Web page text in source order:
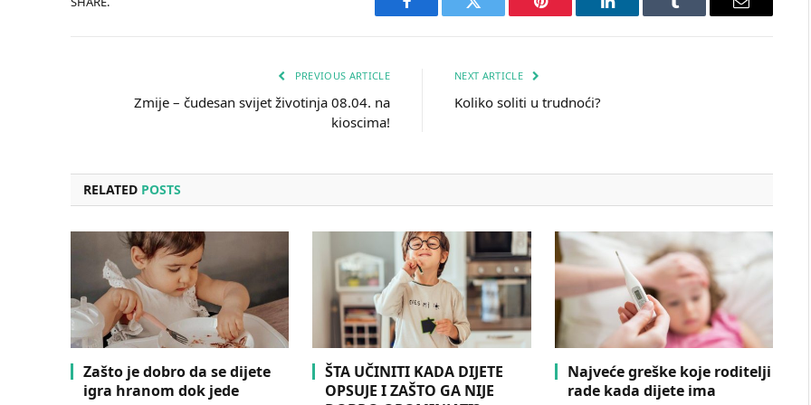
Facebook Twitter Pinterest LinkedIn Tumblr Email
PREVIOUS ARTICLE
Zmije – čudesan svijet životinja 08.04. na
kioscima!
NEXT ARTICLE
Koliko soliti u trudnoći?
RELATED POSTS
Zašto je dobro da se dijete
igra hranom dok jede
ŠTA UČINITI KADA DIJETE
OPSUJE I ZAŠTO GA NIJE
Najveće greške koje roditelji
rade kada dijete ima